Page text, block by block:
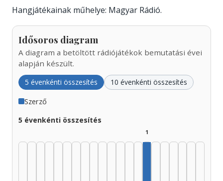
Hangjátékainak műhelye: Magyar Rádió.
Idősoros diagram
A diagram a betöltött rádiójátékok bemutatási évei
alapján készült.
5 évenkénti összesítés 10 évenkénti összesítés
Szerző
5 évenkénti összesítés
1